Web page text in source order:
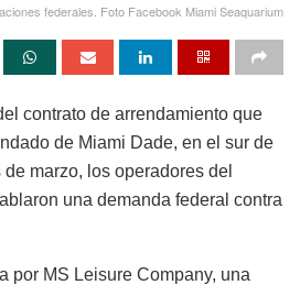
federales. Foto Facebook Miami Seaquarium
contrato de arrendamiento que
de Miami Dade, en el sur de
marzo, los operadores del
una demanda federal contra
por MS Leisure Company, una